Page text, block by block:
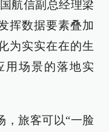
航信副总经理梁
挥数据要素叠加
为实实在在的生
用场景的落地实
，旅客可以“一脸